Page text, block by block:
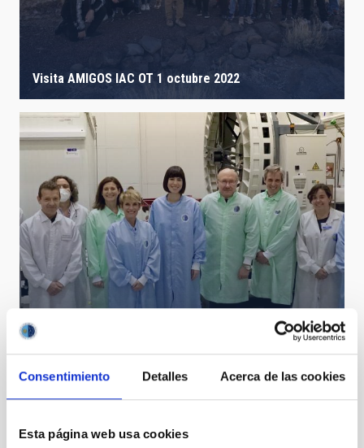
Consentimiento Detalles Acerca de las cookies
Esta página web usa cookies
Visita AMIGOS IAC OT 1 octubre 2022
Diana Morant visita la sede central del IAC